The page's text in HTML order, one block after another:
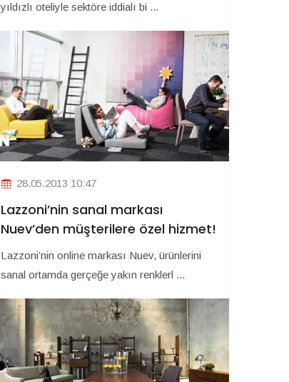
yıldızlı oteliyle sektöre iddialı bi ...
28.05.2013 10:47
Lazzoni’nin sanal markası
Nuev’den müşterilere özel hizmet!
Lazzoni’nin online markası Nuev, ürünlerini
sanal ortamda gerçeğe yakın renklerl ...